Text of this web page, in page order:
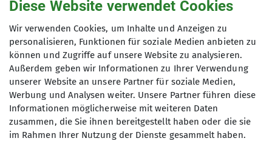
Wochenende in der "Waldschule" im Breiten
Grund zu verbringen? Eine ganze Weile jedenfalls
- also auch im Jahr 2023. Und zwar liebevoll
organisiert von Gert und Manuela, die nicht nur
für Schnee (!) und rechtzeitig beheizte Räume
gesorgt hatten. Sie kümmerten sich
darüberhinaus um die Organisation der
kulinarischen und der kulturellen Versorgung aller
Vereinsmitglieder, die am 2. Advent "hoch"
Diese Website verwendet Cookies
Wir verwenden Cookies, um Inhalte und Anzeigen zu
personalisieren, Funktionen für soziale Medien anbieten zu
können und Zugriffe auf unsere Website zu analysieren.
Außerdem geben wir Informationen zu Ihrer Verwendung
unserer Website an unsere Partner für soziale Medien,
Werbung und Analysen weiter. Unsere Partner führen diese
Informationen möglicherweise mit weiteren Daten
zusammen, die Sie ihnen bereitgestellt haben oder die sie
im Rahmen Ihrer Nutzung der Dienste gesammelt haben.